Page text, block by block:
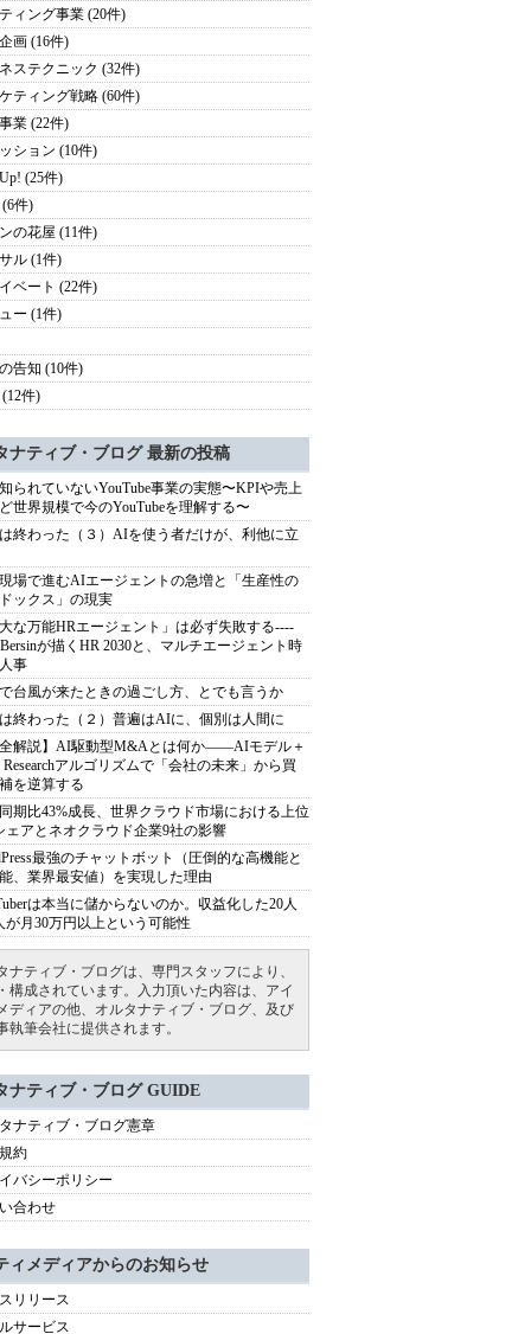
ィング事業 (20件)
画 (16件)
ステクニック (32件)
ティング戦略 (60件)
業 (22件)
ション (10件)
(25件)
件)
の花屋 (11件)
ル (1件)
ベート (22件)
ー (1件)
告知 (10件)
件)
ナティブ・ブログ 最新の投稿
られていないYouTube事業の実態〜KPIや売上
世界規模で今のYouTubeを理解する〜
終わった（３）AIを使う者だけが、利他に立
場で進むAIエージェントの急増と「生産性の
ックス」の現実
な万能HRエージェント」は必ず失敗する----
Bersinが描くHR 2030と、マルチエージェント時
事
台風が来たときの過ごし方、とでも言うか
終わった（２）普遍はAIに、個別は人間に
解説】AI駆動型M&Aとは何か――AIモデル＋
Researchアルゴリズムで「会社の未来」から買
を逆算する
期比43%成長、世界クラウド市場における上位
ェアとネオクラウド企業9社の影響
最強のチャットボット（圧倒的な高機能と
、業界最安値）を実現した理由
は本当に儲からないのか。収益化した20人
が月30万円以上という可能性
ナティブ・ブログは、専門スタッフにより、
構成されています。入力頂いた内容は、アイ
ディアの他、オルタナティブ・ブログ、及び
執筆会社に提供されます。
ナティブ・ブログ GUIDE
ナティブ・ブログ憲章
約
バシーポリシー
合わせ
ィメディアからのお知らせ
リリース
サービス